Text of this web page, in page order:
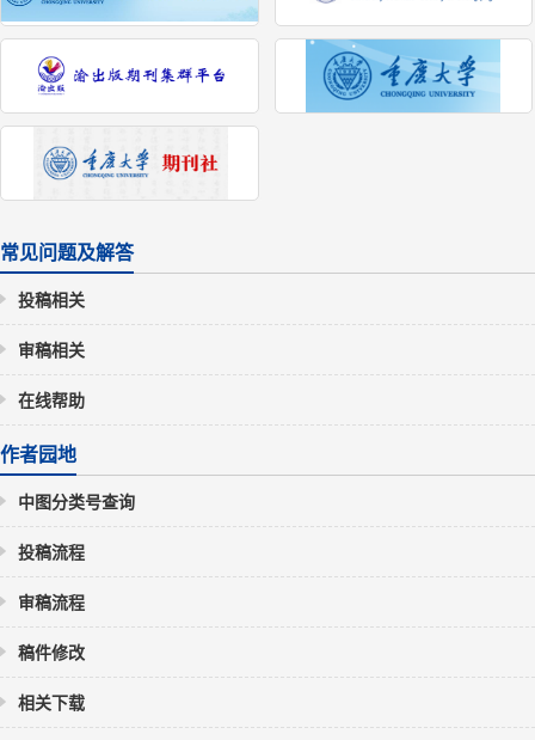
常见问题及解答
投稿相关
审稿相关
在线帮助
作者园地
中图分类号查询
投稿流程
审稿流程
稿件修改
相关下载